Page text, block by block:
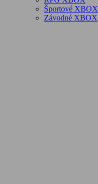
Športové XBOX
Závodné XBOX